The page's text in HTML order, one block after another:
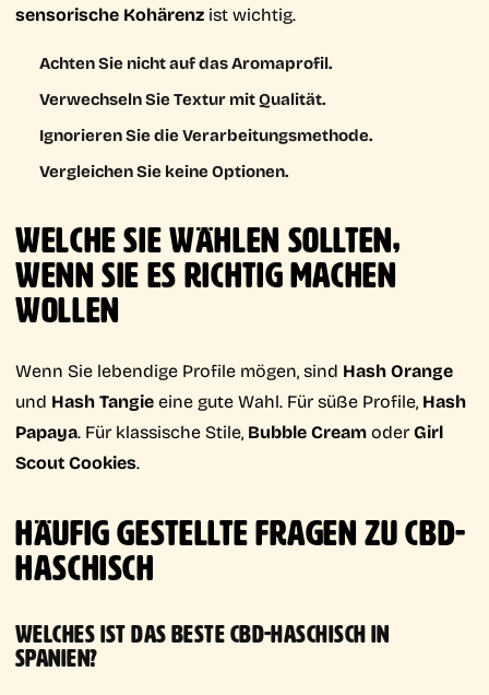
sensorische Kohärenz ist wichtig.
Achten Sie nicht auf das Aromaprofil.
Verwechseln Sie Textur mit Qualität.
Ignorieren Sie die Verarbeitungsmethode.
Vergleichen Sie keine Optionen.
WELCHE SIE WÄHLEN SOLLTEN,
WENN SIE ES RICHTIG MACHEN
WOLLEN
Wenn Sie lebendige Profile mögen, sind Hash Orange
und Hash Tangieeine gute Wahl. Für süße Profile, Hash
Papaya. Für klassische Stile, Bubble CreamoderGirl
Scout Cookies.
HÄUFIG GESTELLTE FRAGEN ZU CBD-
HASCHISCH
WELCHES IST DAS BESTE CBD-HASCHISCH IN
SPANIEN?